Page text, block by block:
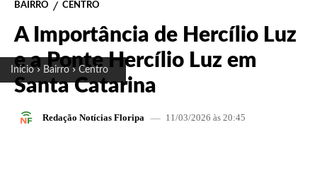
Início Bairro Centro
BAIRRO CENTRO
A Importância de Hercílio Luz
e a Ponte Hercílio Luz em
Santa Catarina
Redação Notícias Floripa 11/03/2026 às 20:45